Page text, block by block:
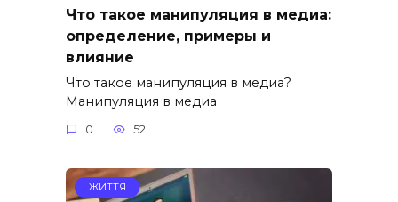
Что такое манипуляция в медиа:
определение, примеры и
влияние
Что такое манипуляция в медиа?
Манипуляция в медиа
0 52
ЖИТТЯ